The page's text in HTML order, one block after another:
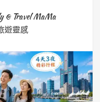
@ Travel MaMa
遊靈感